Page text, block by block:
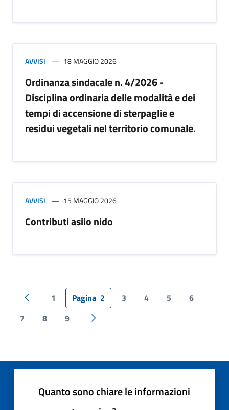
AVVISI 18 MAGGIO 2026
Ordinanza sindacale n. 4/2026 -
Disciplina ordinaria delle modalità e dei
tempi di accensione di sterpaglie e
residui vegetali nel territorio comunale.
AVVISI 15 MAGGIO 2026
Contributi asilo nido
Pagina precedente
1 Pagina 2 3 4 5
6
7
8 9 Pagina successiva
Quanto sono chiare le informazioni